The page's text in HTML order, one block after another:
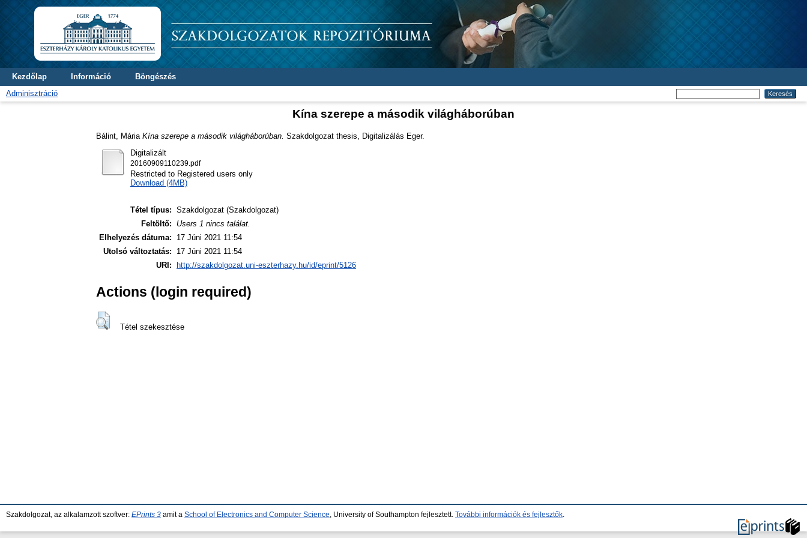
Kezdőlap Információ
Böngészés
Adminisztráció
Kína szerepe a második világháborúban
Bálint, Mária Kína szerepe a második világháborúban. Szakdolgozat thesis, Digitalizálás Eger.
Digitalizált
20160909110239.pdf
Restricted to Registered users only
Download (4MB)
Tétel típus: Szakdolgozat (Szakdolgozat)
Feltöltő:
Users 1 nincs találat.
Elhelyezés dátuma:
17 Júni 2021 11:54
Utolsó változtatás:
17 Júni 2021 11:54
URI:
http://szakdolgozat.uni-eszterhazy.hu/id/eprint/5126
Actions (login required)
Tétel szekesztése
Szakdolgozat, az alkalamzott szoftver: EPrints 3 amit a School of Electronics and Computer Science , University of Southampton fejlesztett. További információk és fejlesztők